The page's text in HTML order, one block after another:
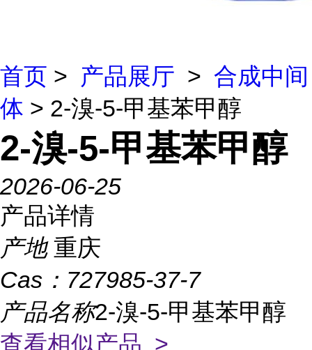
首页 > 产品展厅 > 合成中间
体 > 2-溴-5-甲基苯甲醇
2-溴-5-甲基苯甲醇
2026-06-25
产品详情
产地 重庆
Cas： 727985-37-7
产品名称2-溴-5-甲基苯甲醇
查看相似产品 >